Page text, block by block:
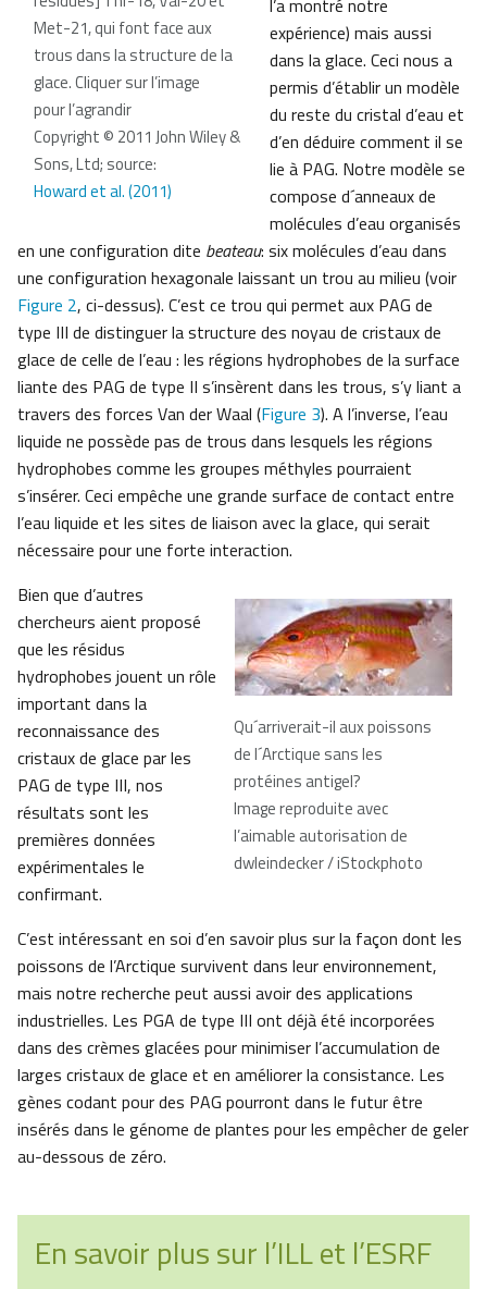
Met-21, qui font face aux
trous dans la structure de la
glace. Cliquer sur l’image
pour l’agrandir
Copyright © 2011 John Wiley &
Sons, Ltd; source:
Howard et al. (2011)
l’a montré notre
expérience) mais aussi
dans la glace. Ceci nous a
permis d’établir un modèle
du reste du cristal d’eau et
d’en déduire comment il se
lie à PAG. Notre modèle se
compose d´anneaux de
molécules d’eau organisés
en une configuration dite beateau: six molécules d’eau dans
une configuration hexagonale laissant un trou au milieu (voir
Figure 2, ci-dessus). C’est ce trou qui permet aux PAG de
type III de distinguer la structure des noyau de cristaux de
glace de celle de l’eau : les régions hydrophobes de la surface
liante des PAG de type II s’insèrent dans les trous, s’y liant a
travers des forces Van der Waal (Figure 3). A l’inverse, l’eau
liquide ne possède pas de trous dans lesquels les régions
hydrophobes comme les groupes méthyles pourraient
s’insérer. Ceci empêche une grande surface de contact entre
l’eau liquide et les sites de liaison avec la glace, qui serait
nécessaire pour une forte interaction.
Qu´arriverait-il aux poissons
de l´Arctique sans les
protéines antigel?
Image reproduite avec
l’aimable autorisation de
dwleindecker / iStockphoto
Bien que d’autres
chercheurs aient proposé
que les résidus
hydrophobes jouent un rôle
important dans la
reconnaissance des
cristaux de glace par les
PAG de type III, nos
résultats sont les
premières données
expérimentales le
confirmant.
C’est intéressant en soi d’en savoir plus sur la façon dont les
poissons de l’Arctique survivent dans leur environnement,
mais notre recherche peut aussi avoir des applications
industrielles. Les PGA de type III ont déjà été incorporées
dans des crèmes glacées pour minimiser l’accumulation de
larges cristaux de glace et en améliorer la consistance. Les
gènes codant pour des PAG pourront dans le futur être
insérés dans le génome de plantes pour les empêcher de geler
au-dessous de zéro.
En savoir plus sur l’ILL et l’ESRF